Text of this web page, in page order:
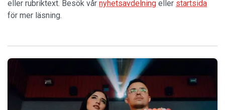
eller rubriktext. Besök vår nyhetsavdelning eller startsida
för mer läsning.